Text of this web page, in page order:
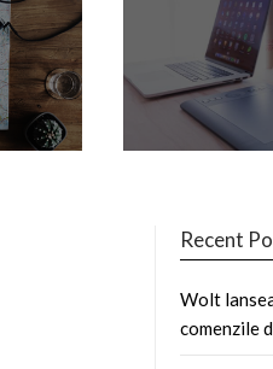
Recent
Wolt
comenzile